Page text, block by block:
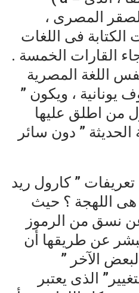
المصرى ،
الكتابة فى اللغات
القارات الخمسة .
اللغة المصرية
يونانية ، ويكون ”
من اطلق عليها
الحديثة ” دون سائر
تعريفات ” كارول ريد
هى اللهجة ؟ حيث
نسق من الرموز
عن طريقها أن
الآخر ”
الذى يعتبر